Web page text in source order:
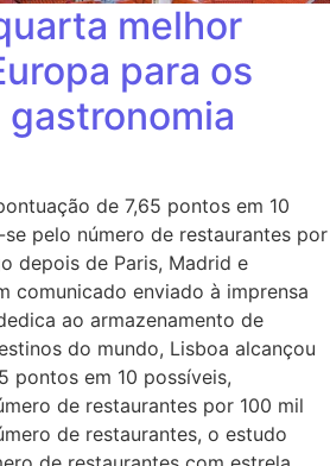
melhor
para os
de 7,65 pontos em 10
pelo número de restaurantes por
depois de Paris, Madrid e
comunicado enviado à imprensa
ao armazenamento de
do mundo, Lisboa alcançou
pontos em 10 possíveis,
de restaurantes por 100 mil
de restaurantes, o estudo